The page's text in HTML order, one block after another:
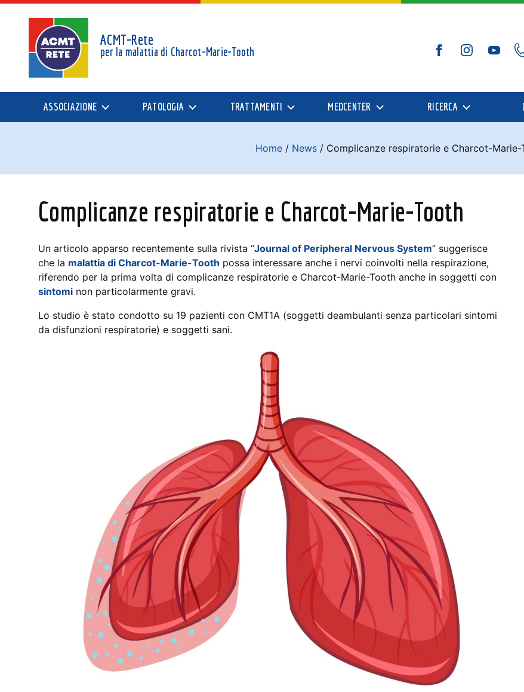
ACMT-Rete
per la malattia di Charcot-Marie-Tooth FacebookInstagramYouTube
ASSOCIAZIONE PATOLOGIA TRATTAMENTI MEDCENTER RICERCA
Home/ News/ Complicanze respiratorie e Charcot-Marie-
Complicanze respiratorie e Charcot-Marie-Tooth
Un articolo apparso recentemente sulla rivista “Journal of Peripheral Nervous System” suggerisce
che la malattia di Charcot-Marie-Tooth possa interessare anche i nervi coinvolti nella respirazione,
riferendo per la prima volta di complicanze respiratorie e Charcot-Marie-Tooth anche in soggetti con
sintomi non particolarmente gravi.
Lo studio è stato condotto su 19 pazienti con CMT1A (soggetti deambulanti senza particolari sintomi
da disfunzioni respiratorie) e soggetti sani.